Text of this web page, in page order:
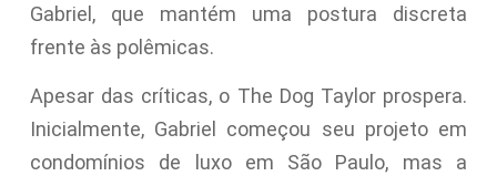
Gabriel, que mantém uma postura discreta
frente às polêmicas.
Apesar das críticas, o The Dog Taylor prospera.
Inicialmente, Gabriel começou seu projeto em
condomínios de luxo em São Paulo, mas a